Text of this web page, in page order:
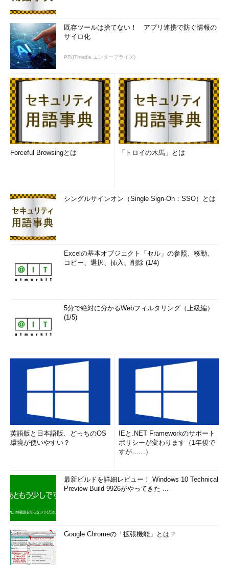
既存ツールは捨てない！ アプリ連携で防ぐ情報の
サイロ化
PR(ITmedia エンタープライズ)
Forceful Browsingとは 「トロイの木馬」とは
シングルサインオン（Single Sign-On：SSO）とは
Excelの基本オブジェクト「セル」の参照、移動、
コピー、選択、挿入、削除 (1/4)
5分で絶対に分かるWebフィルタリング（上級編）
(1/5)
英語版と日本語版、どっちのOS
環境が使いやすい？
IEと.NET Frameworkのサポート
ポリシーが変わります（1年後で
すが……）
最新ビルドを詳細レビュー！ Windows 10 Technical
Preview Build 9926がやってきた ...
Google Chromeの「拡張機能」とは？